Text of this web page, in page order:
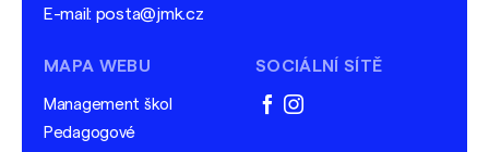
E-mail: posta@jmk.cz
MAPA WEBU
Management škol
Pedagogové
SOCIÁLNÍ SÍTĚ
facebook
instagram